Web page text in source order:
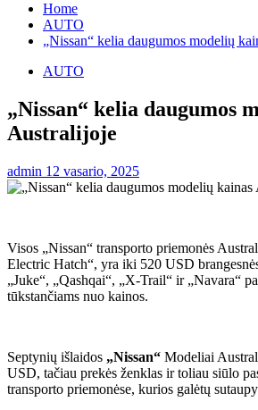
Home
AUTO
„Nissan“ kelia daugumos modelių
AUTO
„Nissan“ kelia daugumos
Australijoje
admin 12 vasario, 2025
Visos „Nissan“ transporto priemonės
Electric Hatch“, yra iki 520 USD
„Juke“, „Qashqai“, „X-Trail“ ir „Navara“
tūkstančiams nuo kainos.
Septynių išlaidos „Nissan“ Modeliai
USD, tačiau prekės ženklas ir toliau siūlo
transporto priemonėse, kurios galėtų